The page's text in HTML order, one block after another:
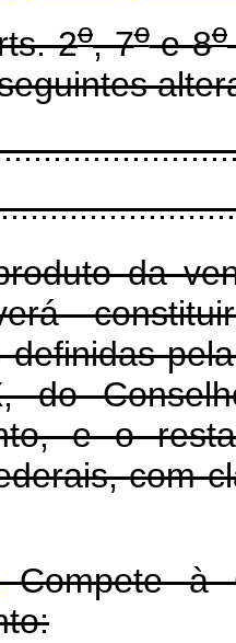
2o, 7oe 8o
da
definidas
do
e o
com
à